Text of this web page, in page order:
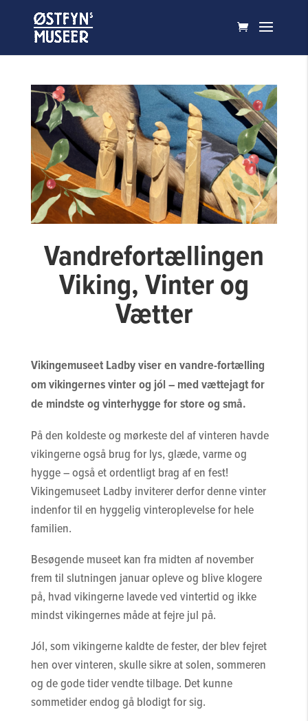
Vandrefortællingen
Viking, Vinter og
Vætter
Vikingemuseet Ladby viser en vandre-fortælling
om vikingernes vinter og jól – med vættejagt for
de mindste og vinterhygge for store og små.
På den koldeste og mørkeste del af vinteren havde
vikingerne også brug for lys, glæde, varme og
hygge – også et ordentligt brag af en fest!
Vikingemuseet Ladby inviterer derfor denne vinter
indenfor til en hyggelig vinteroplevelse for hele
familien.
Besøgende museet kan fra midten af november
frem til slutningen januar opleve og blive klogere
på, hvad vikingerne lavede ved vintertid og ikke
mindst vikingernes måde at fejre jul på.
Jól, som vikingerne kaldte de fester, der blev fejret
hen over vinteren, skulle sikre at solen, sommeren
og de gode tider vendte tilbage. Det kunne
sommetider endog gå blodigt for sig.